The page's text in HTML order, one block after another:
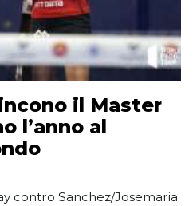
il Master
l’anno al
contro Sanchez/Josemaria